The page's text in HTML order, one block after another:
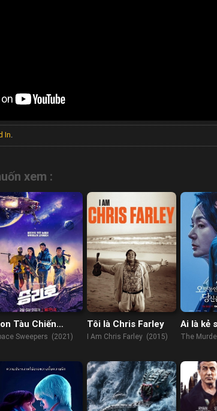
In.
xem :
Tàu Chiến
Sweepers (2021)
Tôi là Chris Farley
I Am Chris Farley (2015)
Ai là kẻ
The